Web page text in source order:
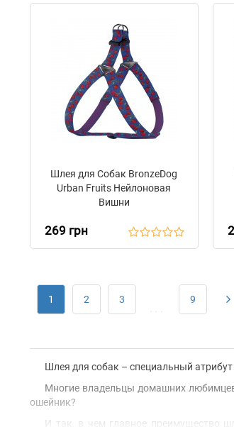
Шлея для Собак BronzeDog
Urban Fruits Нейлоновая
Вишни
269 грн
1 2
3
...
9
Шлея для собак – специальный
Многие владельцы домашних
ошейник?
И так, в чем главное преимущество